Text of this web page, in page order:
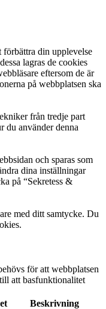
förbättra din upplevelse
lagras de cookies
eftersom de är
på webbplatsen ska
från tredje part
du använder denna
och sparas som
dina inställningar
på “Sekretess &
med ditt samtycke. Du
för att webbplatsen
att basfunktionalitet
Beskrivning